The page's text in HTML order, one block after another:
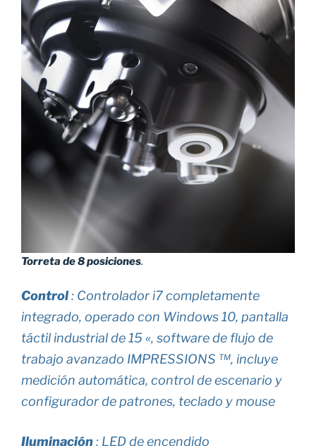
Torreta de 8 posiciones.
Control: Controlador i7 completamente
integrado, operado con Windows 10, pantalla
táctil industrial de 15 «, software de flujo de
trabajo avanzado IMPRESSIONS ™, incluye
medición automática, control de escenario y
configurador de patrones, teclado y mouse
Iluminación: LED de encendido